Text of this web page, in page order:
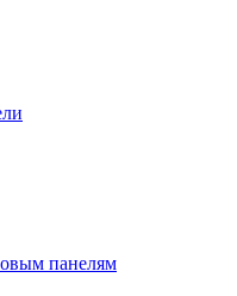
панелям